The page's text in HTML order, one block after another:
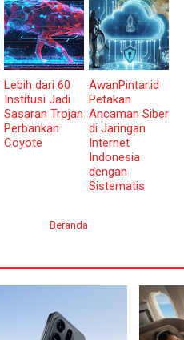
Lebih dari 60
Institusi Jadi
Sasaran Trojan
Perbankan
Coyote
AwanPintar.id
Petakan
Ancaman Siber
di Jaringan
Internet
Indonesia
dengan
Sistematis
Beranda